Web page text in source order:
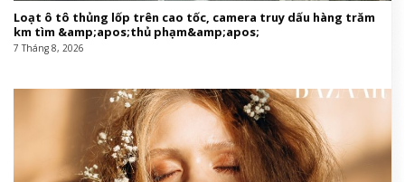
Loạt ô tô thủng lốp trên cao tốc, camera truy dấu hàng trăm
km tìm &amp;apos;thủ phạm&amp;apos;
7 Tháng 8, 2026